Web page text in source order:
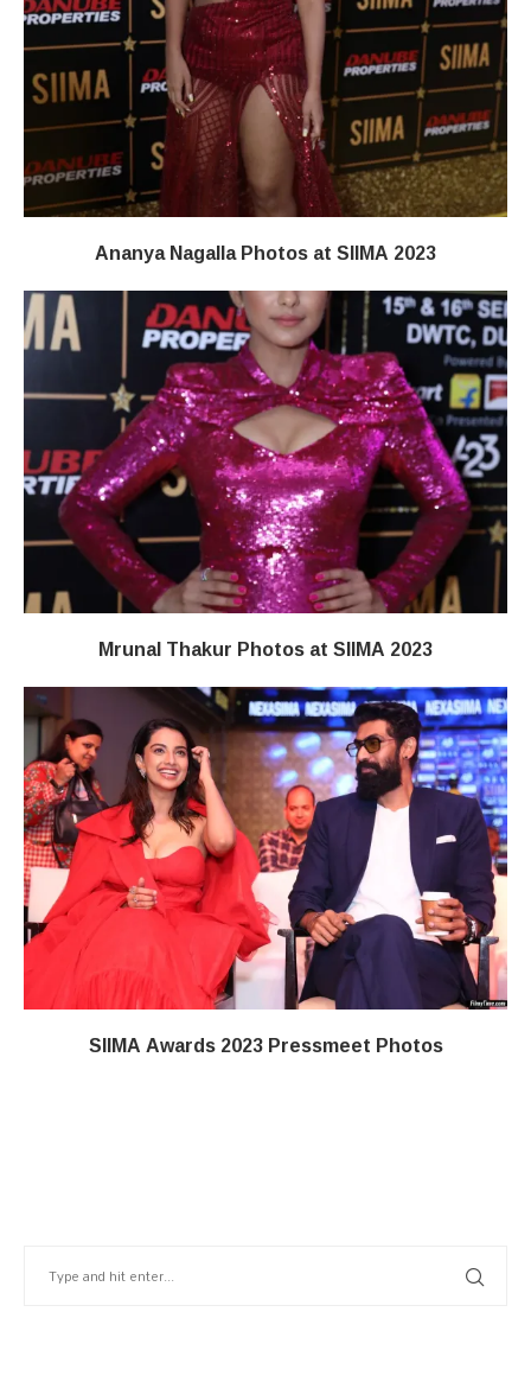
Ananya Nagalla Photos at SIIMA 2023
Mrunal Thakur Photos at SIIMA 2023
SIIMA Awards 2023 Pressmeet Photos